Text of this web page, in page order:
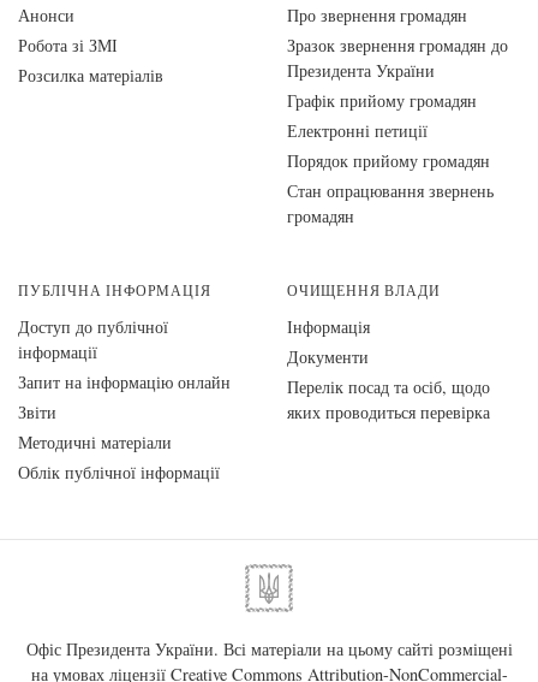
Анонси
Робота зі ЗМІ
Розсилка матеріалів
Про звернення громадян
Зразок звернення громадян до
Президента України
Графік прийому громадян
Електронні петиції
Порядок прийому громадян
Стан опрацювання звернень
громадян
ПУБЛІЧНА ІНФОРМАЦІЯ
Доступ до публічної
інформації
Запит на інформацію онлайн
Звіти
Методичні матеріали
Облік публічної інформації
ОЧИЩЕННЯ ВЛАДИ
Інформація
Документи
Перелік посад та осіб, щодо
яких проводиться перевірка
Офіс Президента України. Всі матеріали на цьому сайті розміщені
на умовах ліцензії Creative Commons Attribution-NonCommercial-